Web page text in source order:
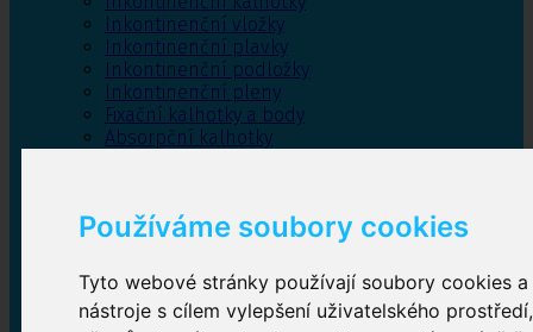
Používáme soubory cookies
Tyto webové stránky používají soubory cookies
nástroje s cílem vylepšení uživatelského
Inkontinenční vložky
Inkontinenční plavky
Inkontinenční podložky
Inkontinenční pleny
Fixační kalhotky a body
Absorpční kalhotky
Inkontinenční kalhotky